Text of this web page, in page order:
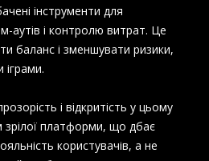
інструменти для
аутів і контролю витрат. Це
баланс і зменшувати ризики,
іграми.
і відкритість у цьому
зрілої платформи, що дбає
користувачів, а не